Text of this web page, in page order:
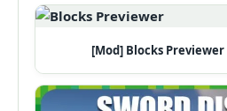
[Mod] Blocks Previewer